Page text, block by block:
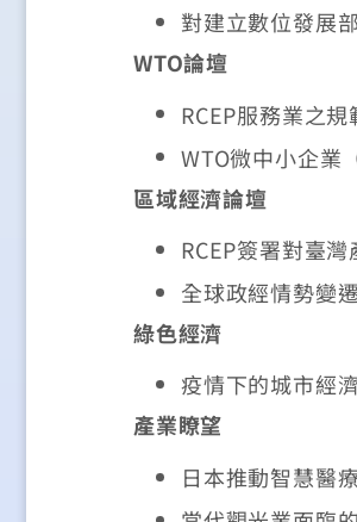
對建立數位發展
WTO論壇
RCEP服務業之
WTO微中小企業
區域經濟論壇
RCEP簽署對臺
全球政經情勢變
綠色經濟
疫情下的城市經
產業瞭望
日本推動智慧醫